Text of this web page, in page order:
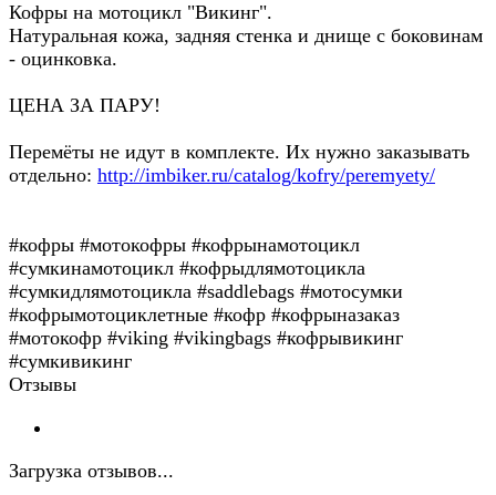
Кофры на мотоцикл "Викинг".
Натуральная кожа, задняя стенка и днище с боковинам
- оцинковка.
ЦЕНА ЗА ПАРУ!
Перемёты не идут в комплекте. Их нужно заказывать
отдельно: http://imbiker.ru/catalog/kofry/peremyety/
#кофры #мотокофры #кофрынамотоцикл
#сумкинамотоцикл #кофрыдлямотоцикла
#сумкидлямотоцикла #saddlebags #мотосумки
#кофрымотоциклетные #кофр #кофрыназаказ
#мотокофр #viking #vikingbags #кофрывикинг
#сумкивикинг
Отзывы
Загрузка отзывов...